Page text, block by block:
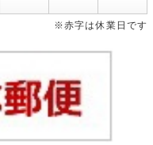
※赤字は休業日です